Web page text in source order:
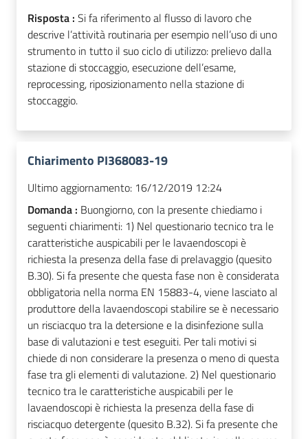
Risposta : Si fa riferimento al flusso di lavoro che
descrive l’attività routinaria per esempio nell’uso di uno
strumento in tutto il suo ciclo di utilizzo: prelievo dalla
stazione di stoccaggio, esecuzione dell’esame,
reprocessing, riposizionamento nella stazione di
stoccaggio.
Chiarimento PI368083-19
Ultimo aggiornamento: 16/12/2019 12:24
Domanda : Buongiorno, con la presente chiediamo i
seguenti chiarimenti: 1) Nel questionario tecnico tra le
caratteristiche auspicabili per le lavaendoscopi è
richiesta la presenza della fase di prelavaggio (quesito
B.30). Si fa presente che questa fase non è considerata
obbligatoria nella norma EN 15883-4, viene lasciato al
produttore della lavaendoscopi stabilire se è necessario
un risciacquo tra la detersione e la disinfezione sulla
base di valutazioni e test eseguiti. Per tali motivi si
chiede di non considerare la presenza o meno di questa
fase tra gli elementi di valutazione. 2) Nel questionario
tecnico tra le caratteristiche auspicabili per le
lavaendoscopi è richiesta la presenza della fase di
risciacquo detergente (quesito B.32). Si fa presente che